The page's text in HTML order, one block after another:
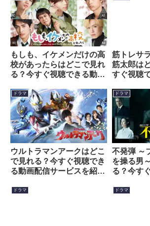
もしも、イケメンだけの高
校があったらはどこで見れ
る？今すぐ視聴できる動画
筋トレサ
筋太郎は
すぐ視聴
ドラマ
ウルトラマンアークはどこ
で見れる？今すぐ視聴でき
る動画配信サービスを紹
ドラマ
不発弾 ～
を操る男
る？今す
ドラマ ドラマ